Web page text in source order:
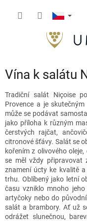
Vína k salátu
Tradiční salát Niçoise
Provence a je
může se podávat
jako příloha k různým
čerstvých rajčat,
citronové šťávy. Salát se
kořením z olivového
se měl vždy připravovat
znamení úcty ke kvalitě
trhu. Oblíbený jako letní
času vzniklo mnoho
artyčoky nebo do
salát a brambory. Ať už
odrážet slunečnou,